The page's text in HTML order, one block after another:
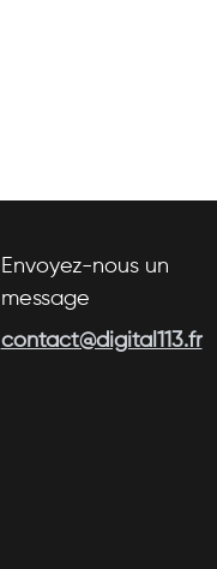
Envoyez-nous un
message
contact@digital113.fr